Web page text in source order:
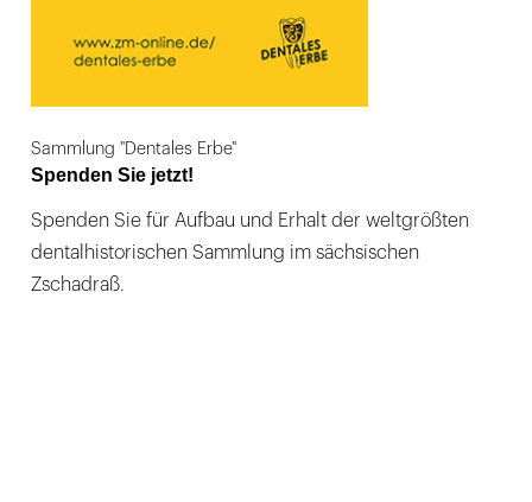
Sammlung "Dentales Erbe"
Spenden Sie jetzt!
Spenden Sie für Aufbau und Erhalt der weltgrößten
dentalhistorischen Sammlung im sächsischen
Zschadraß.